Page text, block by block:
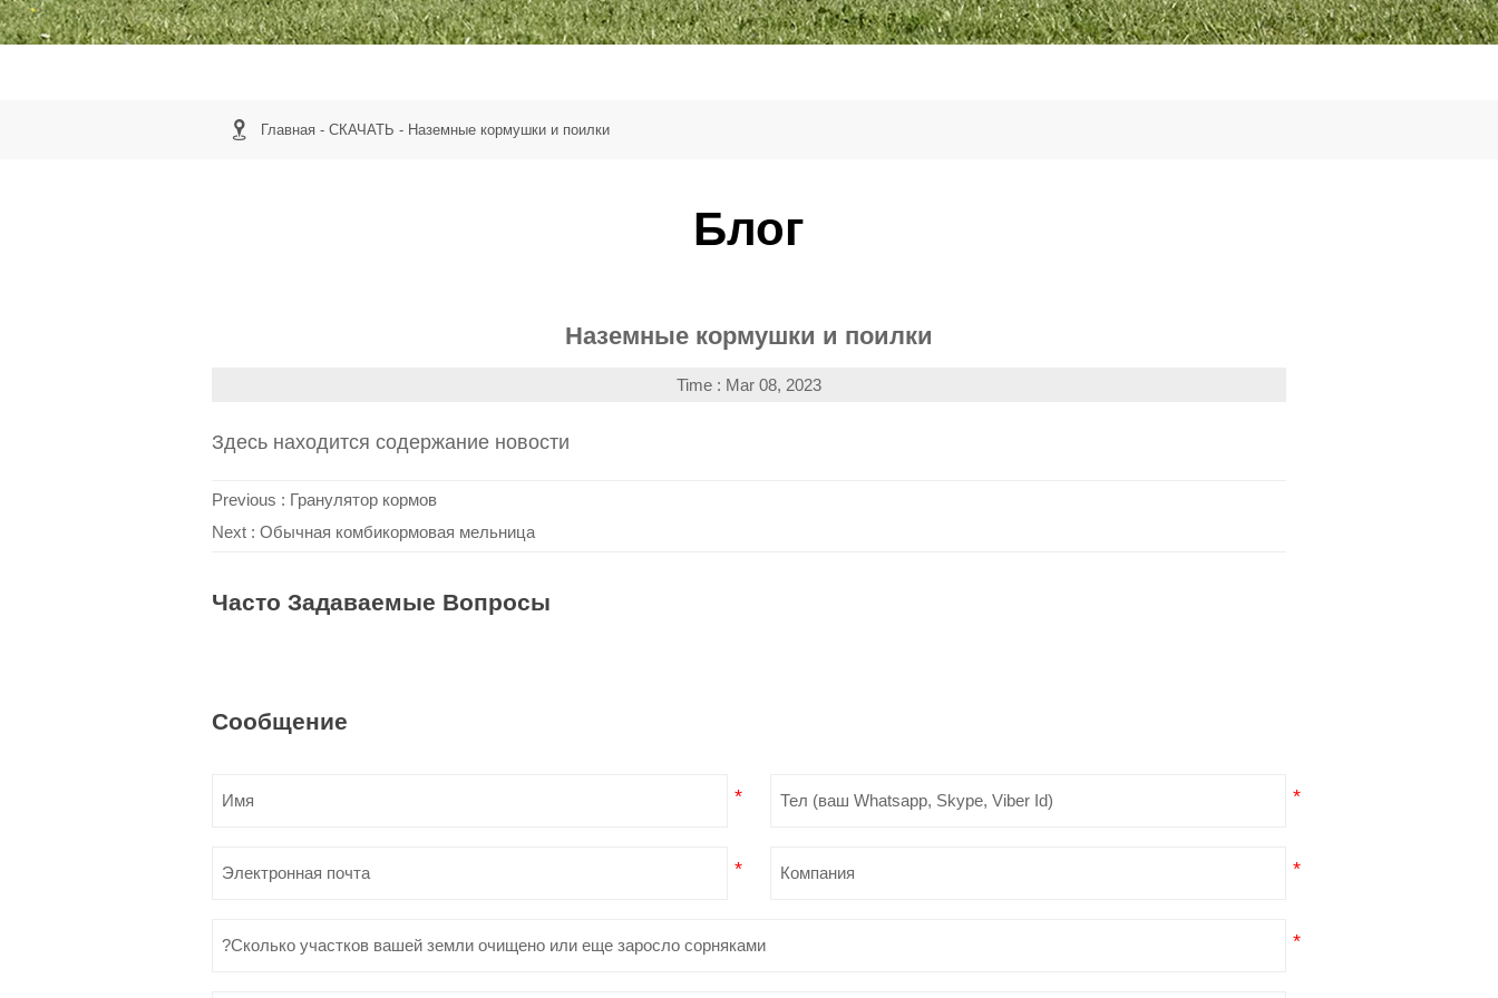
 Главная - СКАЧАТЬ - Наземные кормушки и поилки
Блог
Наземные кормушки и поилки
Time : Mar 08, 2023
Здесь находится содержание новости
Previous : Гранулятор кормов
Next : Обычная комбикормовая мельница
Часто Задаваемые Вопросы
Сообщение